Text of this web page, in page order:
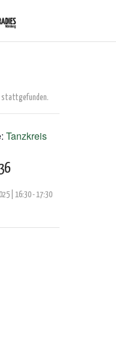
stattgefunden.
Tanzkreis
| 16:30-17:30